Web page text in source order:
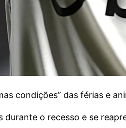
condições” das férias e
o recesso e se